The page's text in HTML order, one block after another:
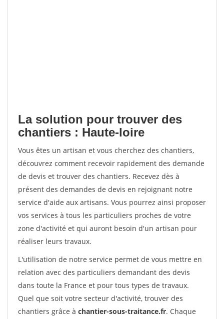
La solution pour trouver des
chantiers : Haute-loire
Vous êtes un artisan et vous cherchez des chantiers,
découvrez comment recevoir rapidement des demande
de devis et trouver des chantiers. Recevez dès à
présent des demandes de devis en rejoignant notre
service d'aide aux artisans. Vous pourrez ainsi proposer
vos services à tous les particuliers proches de votre
zone d'activité et qui auront besoin d'un artisan pour
réaliser leurs travaux.
L'utilisation de notre service permet de vous mettre en
relation avec des particuliers demandant des devis
dans toute la France et pour tous types de travaux.
Quel que soit votre secteur d'activité, trouver des
chantiers grâce à chantier-sous-traitance.fr. Chaque